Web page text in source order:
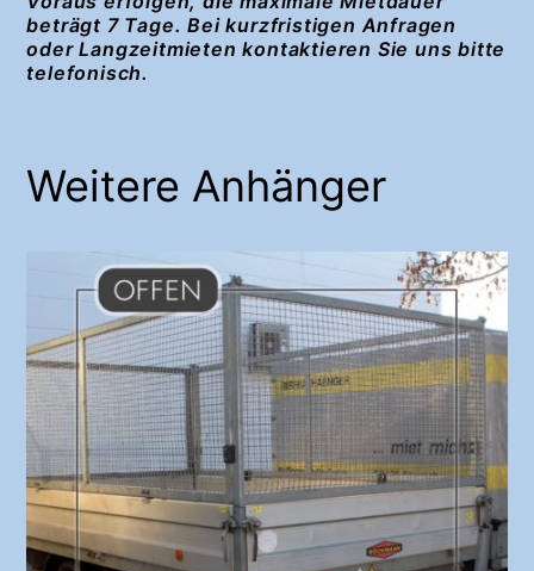
beträgt 7 Tage. Bei kurzfristigen Anfragen
oder Langzeitmieten kontaktieren Sie uns bitte
telefonisch.
Weitere Anhänger